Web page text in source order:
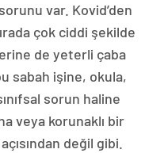
var. Kovid’den
çok ciddi şekilde
de yeterli çaba
sabah işine, okula,
sorun haline
veya korunaklı bir
değil gibi.